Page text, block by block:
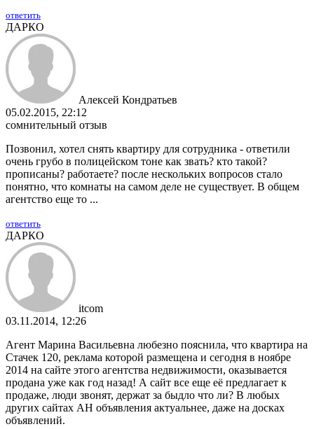
ответить
ДАРКО
Алексей Кондратьев
05.02.2015, 22:12
сомнительный отзыв
Позвонил, хотел снять квартиру для сотрудника - ответили
очень грубо в полицейском тоне как звать? кто такой?
прописаны? работаете? после нескольких вопросов стало
понятно, что комнаты на самом деле не существует. В общем
агентство еще то ...
ответить
ДАРКО
itcom
03.11.2014, 12:26
Агент Марина Васильевна любезно пояснила, что квартира на
Стачек 120, реклама которой размещена и сегодня в ноябре
2014 на сайте этого агентства недвижимости, оказывается
продана уже как год назад! А сайт все еще её предлагает к
продаже, люди звонят, держат за быдло что ли? В любых
других сайтах АН объявления актуальнее, даже на досках
объявлений.